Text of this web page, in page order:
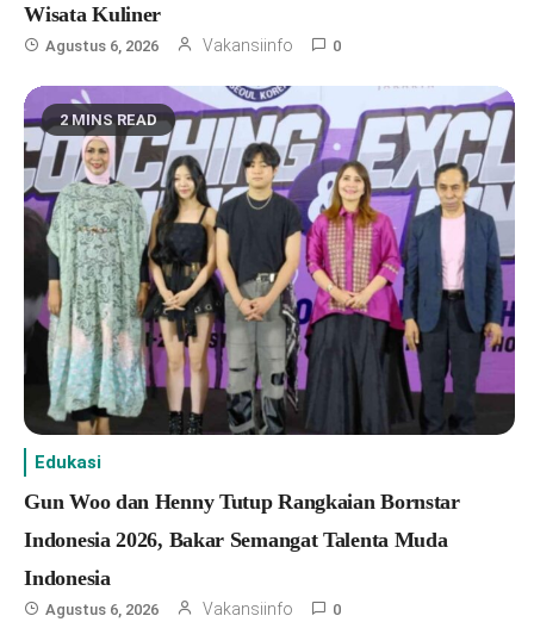
Wisata Kuliner
Agustus 6, 2026 Vakansiinfo 0
2 MINS READ
Edukasi
Gun Woo dan Henny Tutup Rangkaian Bornstar
Indonesia 2026, Bakar Semangat Talenta Muda
Indonesia
Agustus 6, 2026 Vakansiinfo 0